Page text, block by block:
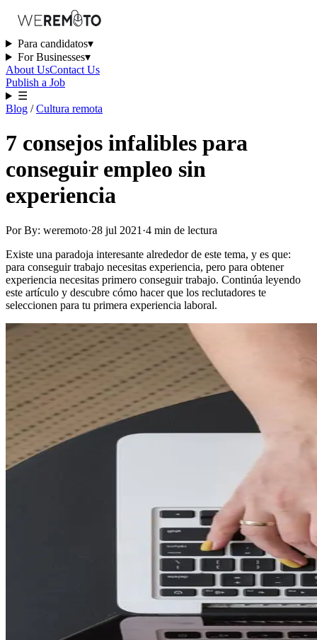
Para candidatos▾
For Businesses▾
About UsContact Us
Publish a Job
☰
Blog /Cultura remota
7 consejos infalibles para
conseguir empleo sin
experiencia
Por By: weremoto·28 jul 2021 ·4 min de lectura
Existe una paradoja interesante alrededor de este tema, y es que:
para conseguir trabajo necesitas experiencia, pero para obtener
experiencia necesitas primero conseguir trabajo. Continúa leyendo
este artículo y descubre cómo hacer que los reclutadores te
seleccionen para tu primera experiencia laboral.